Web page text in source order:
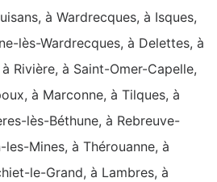
à Wardrecques, à Isques,
lès-Wardrecques, à Delettes, à
Rivière, à Saint-Omer-Capelle,
à Marconne, à Tilques, à
lès-Béthune, à Rebreuve-
Mines, à Thérouanne, à
le-Grand, à Lambres, à